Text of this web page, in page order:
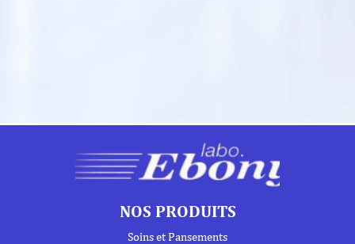
NOS PRODUITS
Soins et Pansements